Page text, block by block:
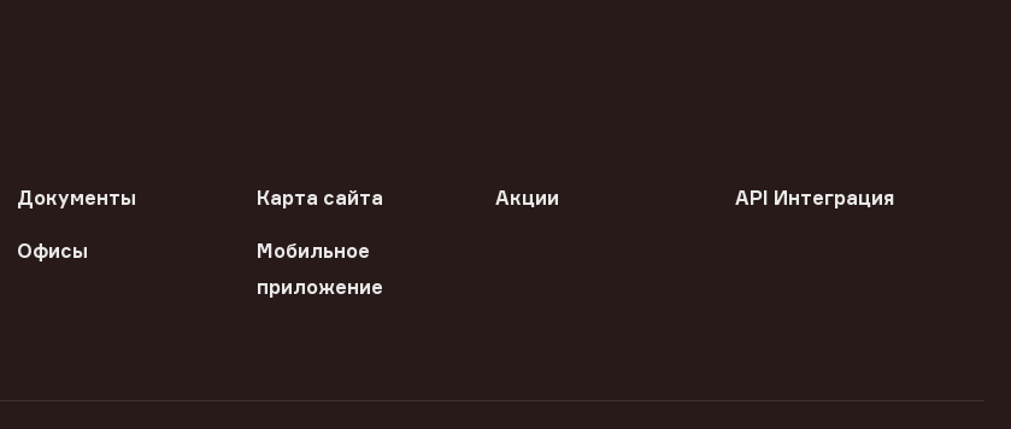
Документы Карта сайта Акции API Интеграция
Офисы
Мобильное
приложение